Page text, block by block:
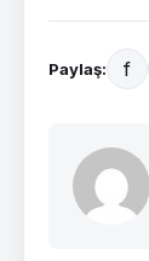
Paylaş: f